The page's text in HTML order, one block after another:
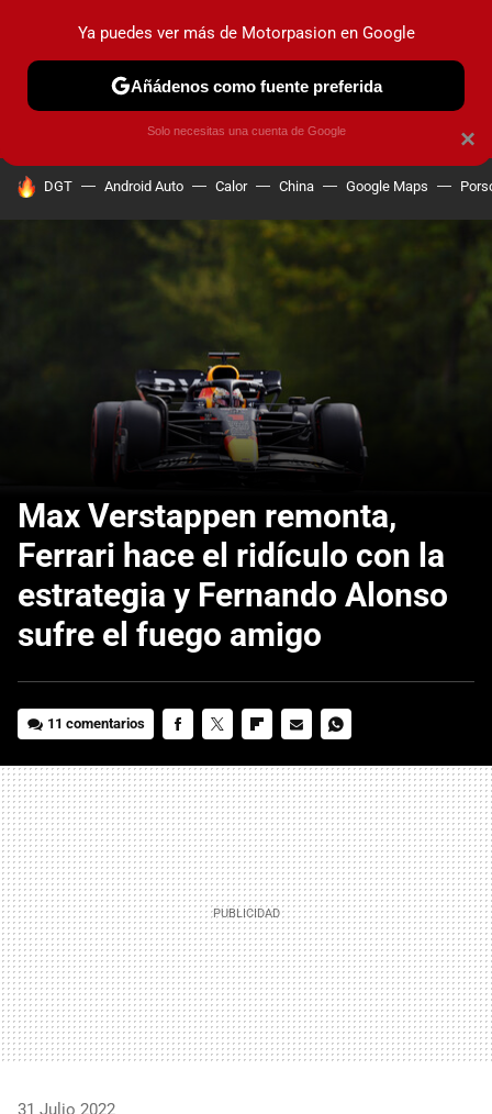
PRUEBAS COCHES ELÉCTRICOS OBSERVATORIO
HOY SE HABLA DE
DGT Android Auto Calor China Google Maps
Max Verstappen remonta,
Ferrari hace el ridículo con la
estrategia y Fernando Alonso
sufre el fuego amigo
11 comentarios
MAIL
31 Julio 2022
×
Ya puedes ver más de Motorpasion en Google
Añádenos como fuente preferida
Solo necesitas una cuenta de Google